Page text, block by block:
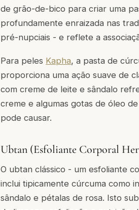
de grão-de-bico para criar uma
profundamente enraizada nas
pré-nupciais - e reflete a
Para peles Kapha, a pasta de
proporciona uma ação suave de
com creme de leite e sândalo
creme e algumas gotas de óleo
pode causar.
Ubtan (Esfoliante Corporal
O ubtan clássico - um esfoliante
inclui tipicamente cúrcuma como
sândalo e pétalas de rosa. Isto